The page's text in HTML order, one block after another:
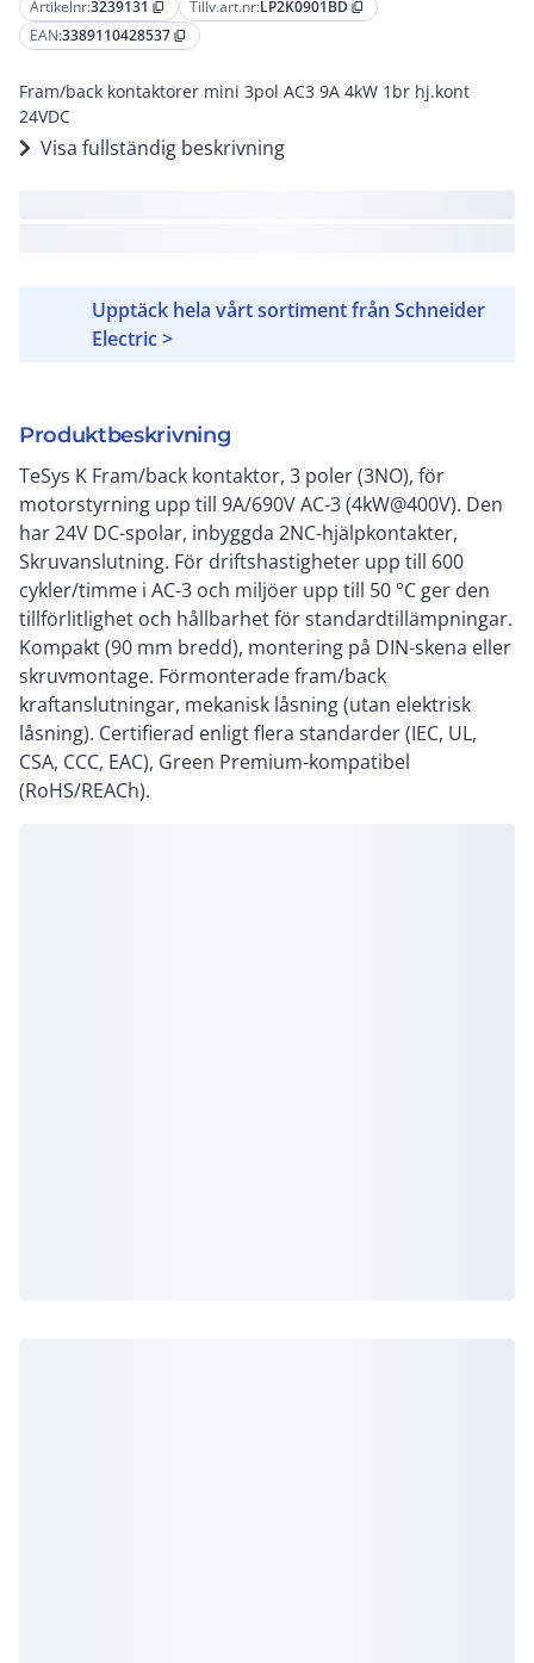
Artikelnr:3239131 content_copy Tillv.art.nr:LP2K0901BD content_copy
EAN:3389110428537 content_copy
Fram/back kontaktorer mini 3pol AC3 9A 4kW 1br hj.kont
24VDC
Visa fullständig beskrivning
Upptäck hela vårt sortiment från Schneider
Electric >
Produktbeskrivning
TeSys K Fram/back kontaktor, 3 poler (3NO), för
motorstyrning upp till 9A/690V AC-3 (4kW@400V). Den
har 24V DC-spolar, inbyggda 2NC-hjälpkontakter,
Skruvanslutning. För driftshastigheter upp till 600
cykler/timme i AC-3 och miljöer upp till 50 °C ger den
tillförlitlighet och hållbarhet för standardtillämpningar.
Kompakt (90 mm bredd), montering på DIN-skena eller
skruvmontage. Förmonterade fram/back
kraftanslutningar, mekanisk låsning (utan elektrisk
låsning). Certifierad enligt flera standarder (IEC, UL,
CSA, CCC, EAC), Green Premium-kompatibel
(RoHS/REACh).